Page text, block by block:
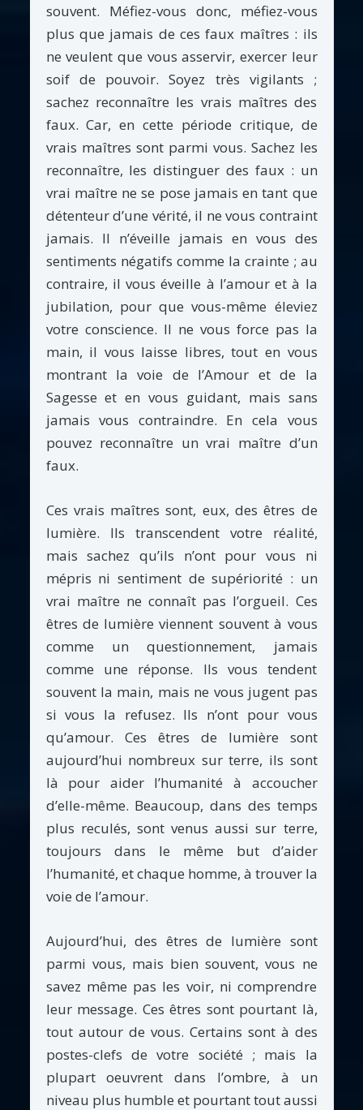
souvent. Méfiez-vous donc, méfiez-vous
plus que jamais de ces faux maîtres : ils
ne veulent que vous asservir, exercer leur
soif de pouvoir. Soyez très vigilants ;
sachez reconnaître les vrais maîtres des
faux. Car, en cette période critique, de
vrais maîtres sont parmi vous. Sachez les
reconnaître, les distinguer des faux : un
vrai maître ne se pose jamais en tant que
détenteur d’une vérité, il ne vous contraint
jamais. Il n’éveille jamais en vous des
sentiments négatifs comme la crainte ; au
contraire, il vous éveille à l’amour et à la
jubilation, pour que vous-même éleviez
votre conscience. Il ne vous force pas la
main, il vous laisse libres, tout en vous
montrant la voie de l’Amour et de la
Sagesse et en vous guidant, mais sans
jamais vous contraindre. En cela vous
pouvez reconnaître un vrai maître d’un
faux.
Ces vrais maîtres sont, eux, des êtres de
lumière. Ils transcendent votre réalité,
mais sachez qu’ils n’ont pour vous ni
mépris ni sentiment de supériorité : un
vrai maître ne connaît pas l’orgueil. Ces
êtres de lumière viennent souvent à vous
comme un questionnement, jamais
comme une réponse. Ils vous tendent
souvent la main, mais ne vous jugent pas
si vous la refusez. Ils n’ont pour vous
qu’amour. Ces êtres de lumière sont
aujourd’hui nombreux sur terre, ils sont
là pour aider l’humanité à accoucher
d’elle-même. Beaucoup, dans des temps
plus reculés, sont venus aussi sur terre,
toujours dans le même but d’aider
l’humanité, et chaque homme, à trouver la
voie de l’amour.
Aujourd’hui, des êtres de lumière sont
parmi vous, mais bien souvent, vous ne
savez même pas les voir, ni comprendre
leur message. Ces êtres sont pourtant là,
tout autour de vous. Certains sont à des
postes-clefs de votre société ; mais la
plupart oeuvrent dans l’ombre, à un
niveau plus humble et pourtant tout aussi